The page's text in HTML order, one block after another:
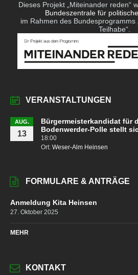
Dieses Projekt „Miteinander reden“
Bundeszentrale für
im Rahmen des Bundesprogramms
Teilhabe“.
VERANSTALTUNGEN
AUG.
13
Bürgermeisterkandidat für
Bodenwerder-Polle stellt
18:00
Ort: Weser-Alm Heinsen
FORMULARE & ANTRÄGE
Anmeldung Kita Heinsen
27. Oktober 2025
MEHR
KONTAKT